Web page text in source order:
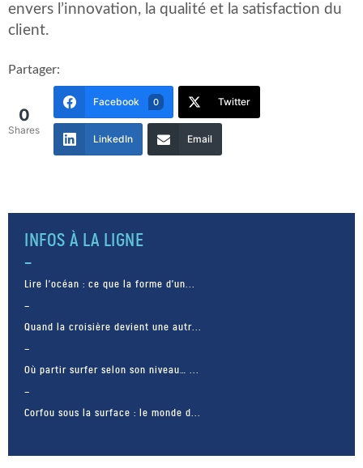
envers l’innovation, la qualité et la satisfaction du
client.
Partager:
0
Shares
Facebook 0 Twitter
LinkedIn Email
INFOS À LA LIGNE
Lire l’océan : ce que la forme d’un...
Quand la croisière devient une autr...
Où partir surfer selon son niveau… ...
Corfou sous la surface : le monde d...